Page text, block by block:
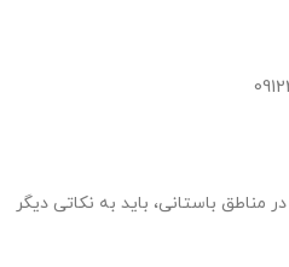
در مناطق باستانی، باید به نکاتی دیگر